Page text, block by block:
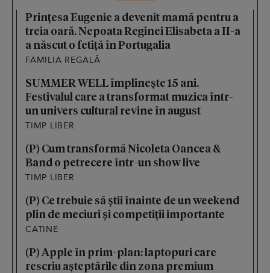
Prințesa Eugenie a devenit mamă pentru a
treia oară. Nepoata Reginei Elisabeta a II-a
a născut o fetiță în Portugalia
FAMILIA REGALĂ
SUMMER WELL împlinește 15 ani.
Festivalul care a transformat muzica într-
un univers cultural revine în august
TIMP LIBER
(P) Cum transformă Nicoleta Oancea &
Band o petrecere într-un show live
TIMP LIBER
(P) Ce trebuie să știi înainte de un weekend
plin de meciuri și competiții importante
CATINE
(P) Apple în prim-plan: laptopuri care
rescriu așteptările din zona premium